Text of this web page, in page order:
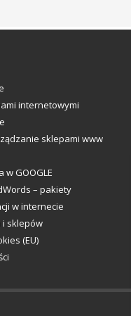
internetowymi
sklepami www
w GOOGLE
– pakiety
w internecie
i sklepów
(EU)